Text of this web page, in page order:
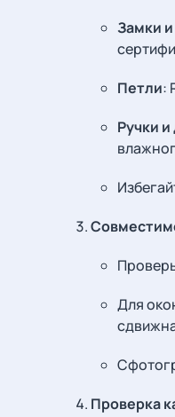
Замки
Петли:
Ручки
Для
Проверка